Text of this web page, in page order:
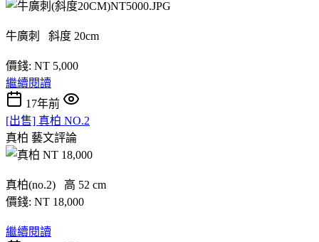
牛廣刺 斜度 20cm
價錢: NT 5,000
繼續閱讀
17年前
[出售] 真柏 NO.2
真柏 藝文評論
真柏(no.2) 高 52 cm
價錢: NT 18,000
繼續閱讀